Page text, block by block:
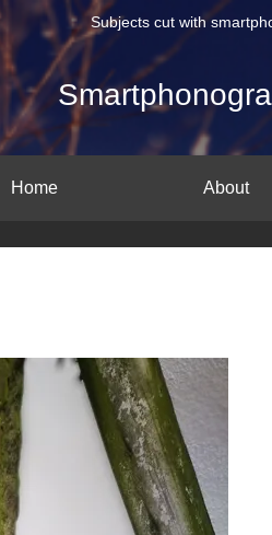
Subjects cut with
Home About